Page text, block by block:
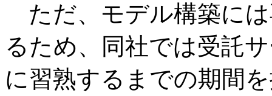
ただ、モデル構築に
るため、同社では受託
に習熟するまでの期間